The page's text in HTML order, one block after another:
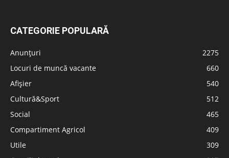
CATEGORIE POPULARĂ
Anunțuri
2275
Locuri de muncă vacante
660
Afișier
540
Cultură&Sport
512
Social
465
Compartiment Agricol
409
Utile
309